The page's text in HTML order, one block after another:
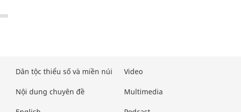
Dân tộc thiểu số và miền núi
Nội dung chuyên đề
Video
Multimedia